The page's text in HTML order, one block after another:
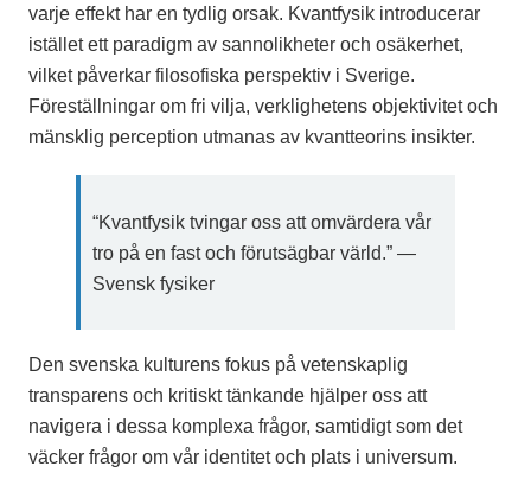
varje effekt har en tydlig orsak. Kvantfysik introducerar
istället ett paradigm av sannolikheter och osäkerhet,
vilket påverkar filosofiska perspektiv i Sverige.
Föreställningar om fri vilja, verklighetens objektivitet och
mänsklig perception utmanas av kvantteorins insikter.
“Kvantfysik tvingar oss att omvärdera vår
tro på en fast och förutsägbar värld.” —
Svensk fysiker
Den svenska kulturens fokus på vetenskaplig
transparens och kritiskt tänkande hjälper oss att
navigera i dessa komplexa frågor, samtidigt som det
väcker frågor om vår identitet och plats i universum.